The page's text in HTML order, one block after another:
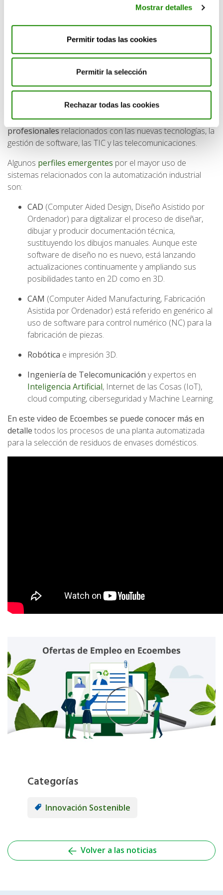
Mostrar detalles
Permitir todas las cookies
Permitir la selección
Rechazar todas las cookies
no sólo son más eficientes en el consumo de
materiales y energía, sino que también ofrecen
grandes posibilidades para mejorar los actuales
Formación y capacitación en automatización
La nueva era de la automatización está transformando la
demanda de trabajadores en los procesos industriales,
porque ha aumentado la necesidad deperfiles
profesionalesrelacionados con las nuevas tecnologías, la
gestión de software, las TIC y las telecomunicaciones.
Algunos perfiles emergentes por el mayor uso de
sistemas relacionados con la automatización industrial
son:
CAD (Computer Aided Design, Diseño Asistido por
Ordenador) para digitalizar el proceso de diseñar,
dibujar y producir documentación técnica,
sustituyendo los dibujos manuales. Aunque este
software de diseño no es nuevo, está lanzando
actualizaciones continuamente y ampliando sus
posibilidades tanto en 2D como en 3D.
CAM (Computer Aided Manufacturing, Fabricación
Asistida por Ordenador) está referido en genérico al
uso de software para control numérico (NC) para la
fabricación de piezas.
Robótica e impresión 3D.
Ingeniería de Telecomunicación y expertos en
Inteligencia Artificial, Internet de las Cosas (IoT),
cloud computing, ciberseguridad y Machine Learning.
En este video de Ecoembes se puede conocer más en
detalle todos los procesos de una planta automatizada
para la selección de residuos de envases domésticos.
Categorías
Innovación Sostenible
Volver a las noticias